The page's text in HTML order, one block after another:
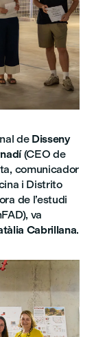
de Disseny
(CEO de
comunicador
i Distrito
de l’estudi
va
Cabrillana.